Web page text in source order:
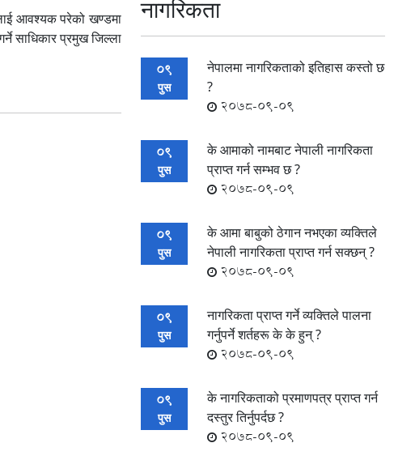
आवश्यक परेको खण्डमा
साधिकार प्रमुख जिल्ला
नागरिकता
09
पुस
नेपालमा नागरिकताको इतिहास कस्तो छ
?
2078-09-09
09
पुस
के आमाको नामबाट नेपाली नागरिकता
प्राप्त गर्न सम्भव छ ?
2078-09-09
09
पुस
के आमा बाबुको ठेगान नभएका व्यक्तिले
नेपाली नागरिकता प्राप्त गर्न सक्छन् ?
2078-09-09
09
पुस
नागरिकता प्राप्त गर्ने व्यक्तिले पालना
गर्नुपर्ने शर्तहरू के के हुन् ?
2078-09-09
09
पुस
के नागरिकताको प्रमाणपत्र प्राप्त गर्न
दस्तुर तिर्नुपर्दछ ?
2078-09-09